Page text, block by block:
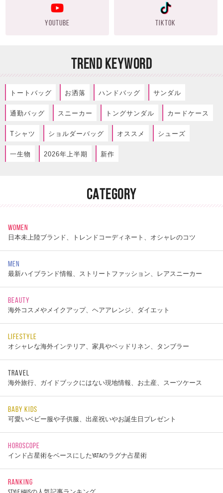
YOUTUBE TIKTOK
TREND KEYWORD
トートバッグ お洒落 ハンドバッグ サンダル
通勤バッグ スニーカー トングサンダル カードケース
Tシャツ ショルダーバッグ オススメ シューズ
一生物 2026年上半期 新作
CATEGORY
WOMEN
日本未上陸ブランド、トレンドコーディネート、オシャレのコツ
MEN
最新ハイブランド情報、ストリートファッション、レアスニーカー
BEAUTY
海外コスメやメイクアップ、ヘアアレンジ、ダイエット
LIFESTYLE
オシャレな海外インテリア、家具やベッドリネン、タンブラー
TRAVEL
海外旅行、ガイドブックにはない現地情報、お土産、スーツケース
BABY KIDS
可愛いベビー服や子供服、出産祝いやお誕生日プレゼント
HOROSCOPE
インド占星術をベースにしたYATAのラグナ占星術
RANKING